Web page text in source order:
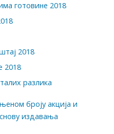
готовине 2018
2018
2018
разлика
броју акција и
издавања